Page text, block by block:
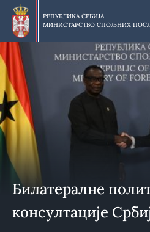
Прескочи
главни
део
садржаја
РЕПУБЛИКА СРБИЈА
МИНИСТАРСТВО СПОЉНИХ
Билатералне
консултације